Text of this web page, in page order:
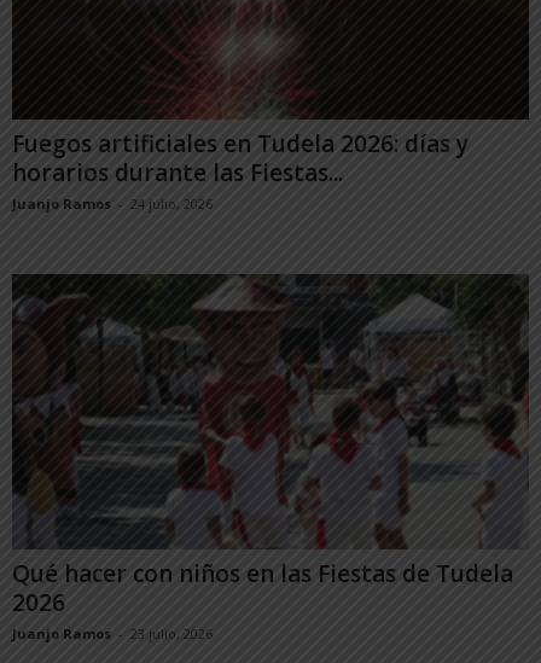
Fuegos artificiales en Tudela 2026: días y
horarios durante las Fiestas...
Juanjo Ramos - 24 julio, 2026
Qué hacer con niños en las Fiestas de Tudela
2026
Juanjo Ramos - 23 julio, 2026